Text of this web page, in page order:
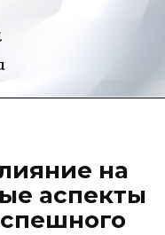
на
аспекты